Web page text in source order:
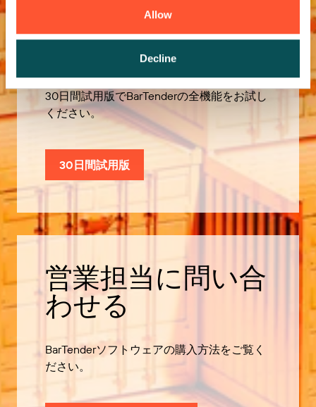
Allow
Decline
無償試用版
30日間試用版でBarTenderの全機能をお試し
ください。
30日間試用版
営業担当に問い合
わせる
BarTenderソフトウェアの購入方法をご覧く
ださい。